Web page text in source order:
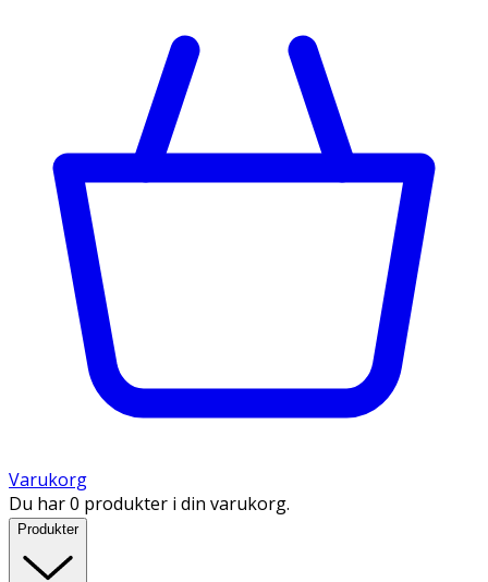
Varukorg
Du har 0 produkter i din varukorg.
Produkter